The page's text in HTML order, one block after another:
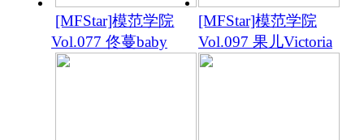
[MFStar]模范学院
Vol.077 佟蔓baby
[MFStar]模范学院
Vol.097 果儿Victoria